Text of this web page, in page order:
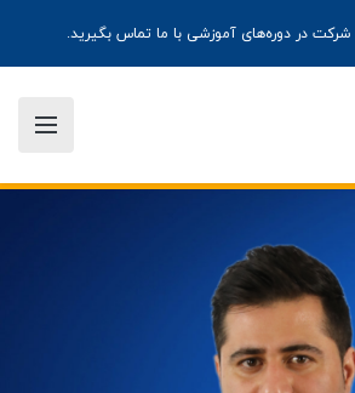
در دوره‌های آموزشی با ما تماس بگیرید.